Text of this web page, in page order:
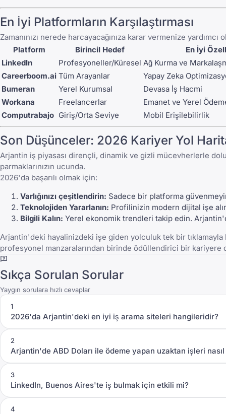
En İyi Platformların Karşılaştırması
Zamanınızı nerede harcayacağınıza karar vermenize
Platform
Birincil Hedef
En İyi
LinkedIn
Profesyoneller/Küresel Ağ Kurma ve
Careerboom.ai Tüm Arayanlar
Yapay Zeka
Bumeran
Yerel Kurumsal
Devasa İş Hacmi
Workana
Freelancerlar
Emanet ve Yerel
Computrabajo Giriş/Orta Seviye Mobil Erişilebilirlik
Son Düşünceler: 2026 Kariyer Yol
Arjantin iş piyasası dirençli, dinamik ve gizli mücevherlerle
parmaklarınızın ucunda.
2026'da başarılı olmak için:
Varlığınızı çeşitlendirin: Sadece bir platforma
Teknolojiden Yararlanın: Profilinizin modern dijital işe
Bilgili Kalın: Yerel ekonomik trendleri takip edin.
Arjantin'deki hayalinizdeki işe giden yolculuk tek bir
profesyonel manzaralarından birinde ödüllendirici bir kariyere
Sıkça Sorulan Sorular
Yaygın sorulara hızlı cevaplar
1
2026'da Arjantin'deki en iyi iş arama siteleri hangileridir?
2
Arjantin'de ABD Doları ile ödeme yapan uzaktan işleri
3
LinkedIn, Buenos Aires'te iş bulmak için etkili mi?
4